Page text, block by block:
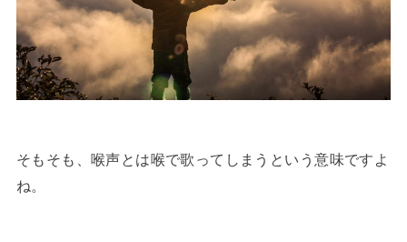
そもそも、喉声とは喉で歌ってしまうという意味ですよ
ね。